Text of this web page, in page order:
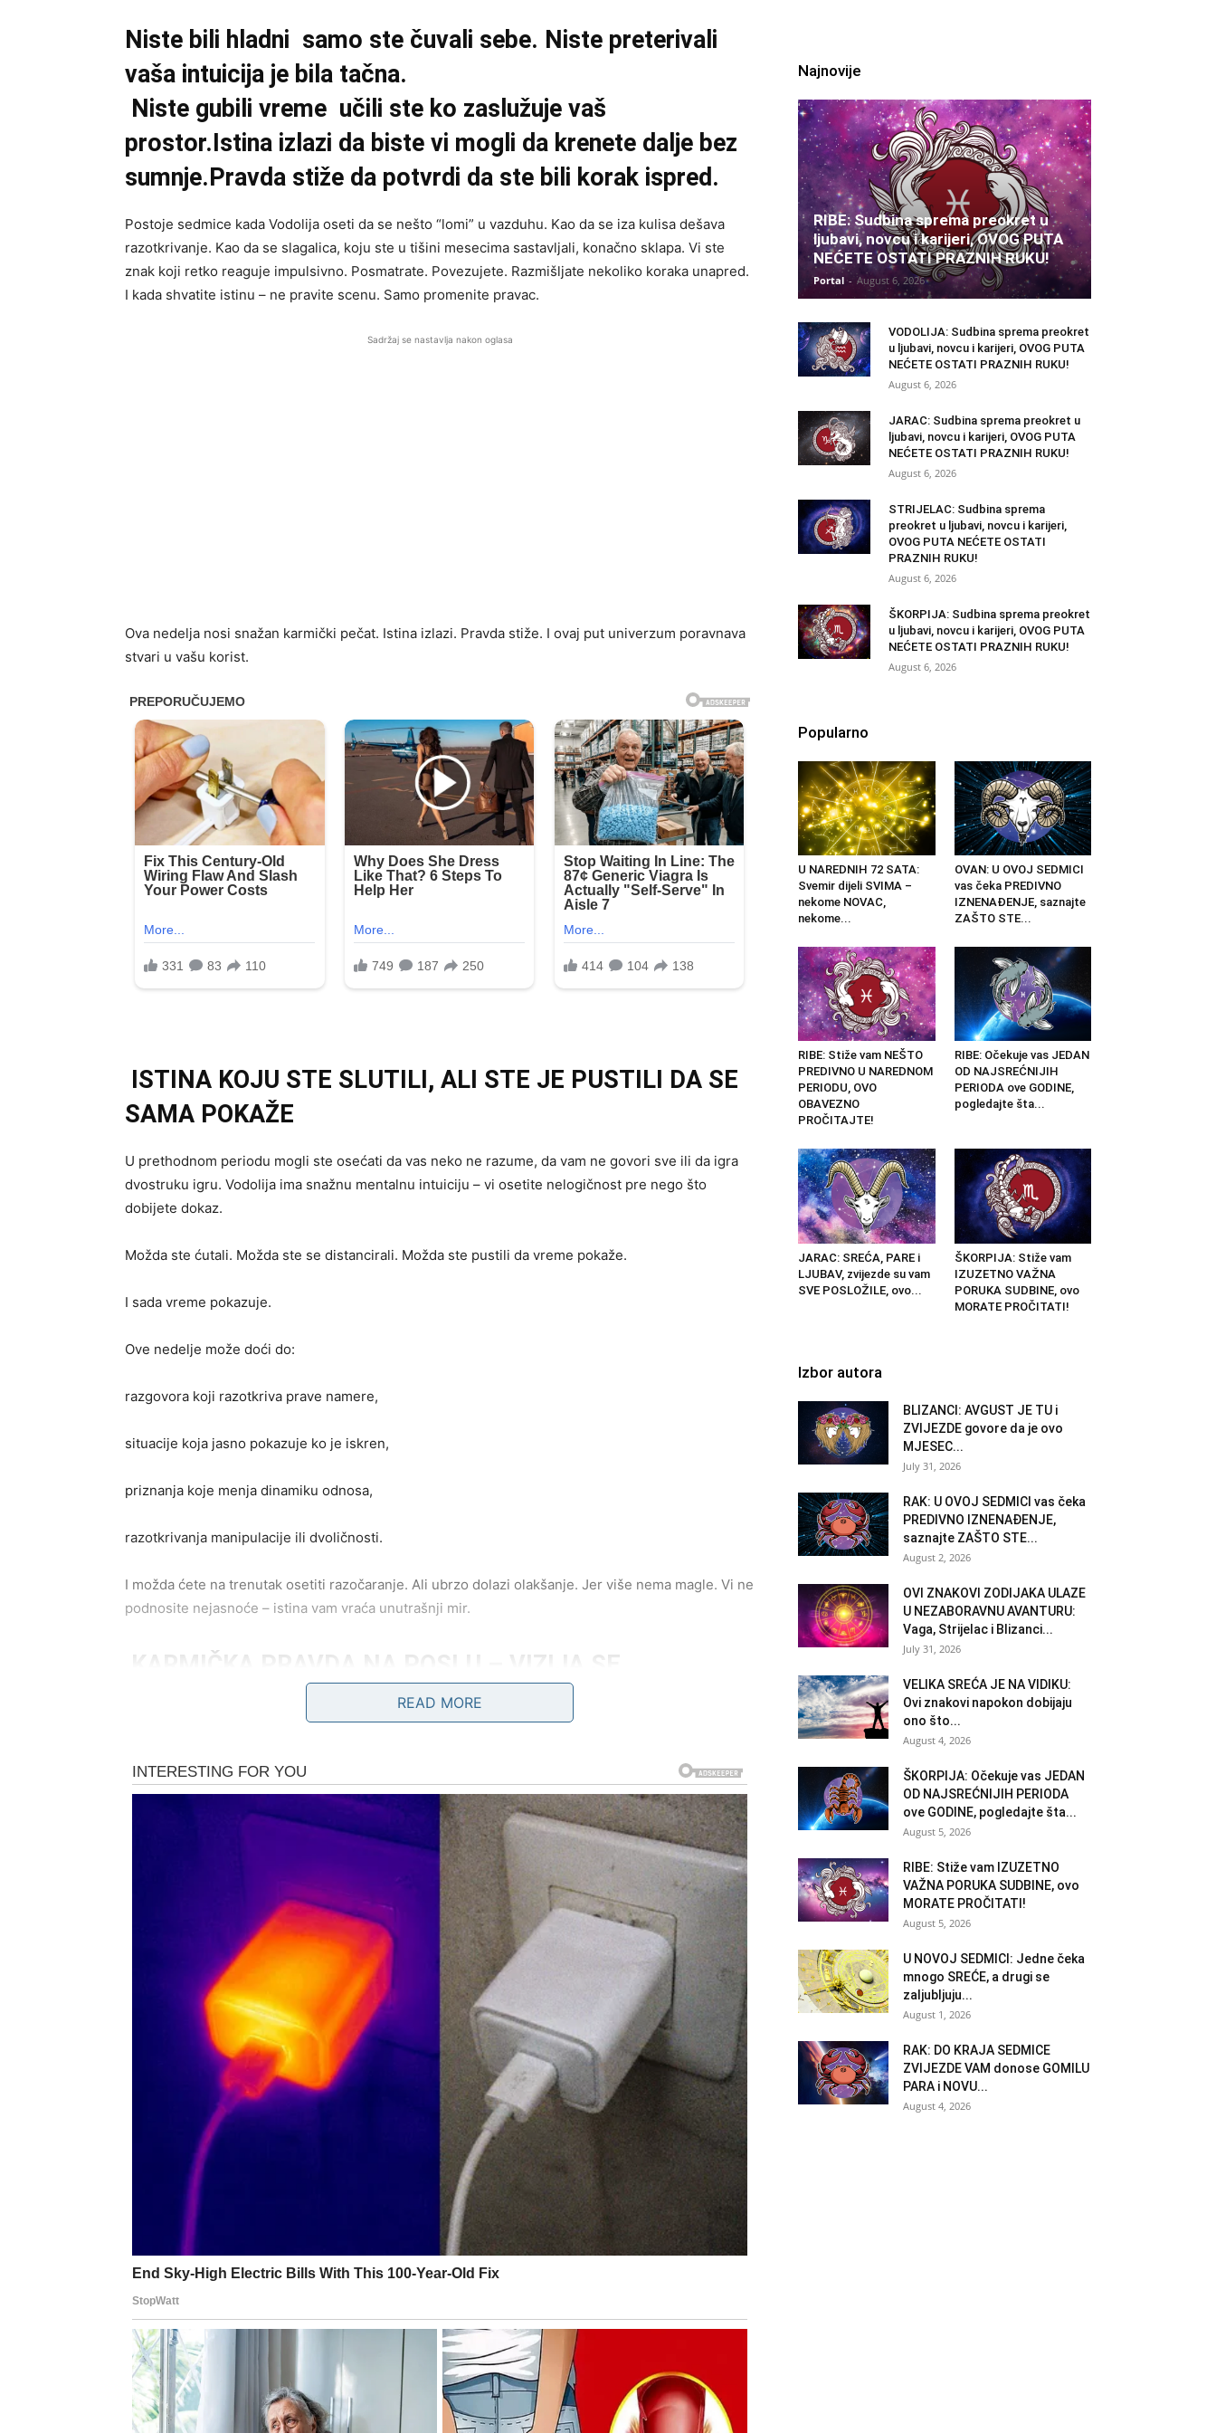
Niste bili hladni samo ste čuvali sebe. Niste preterivali
vaša intuicija je bila tačna.
Niste gubili vreme učili ste ko zaslužuje vaš
prostor.Istina izlazi da biste vi mogli da krenete dalje bez
sumnje.Pravda stiže da potvrdi da ste bili korak ispred.
Postoje sedmice kada Vodolija oseti da se nešto “lomi” u vazduhu. Kao da se iza kulisa dešava
razotkrivanje. Kao da se slagalica, koju ste u tišini mesecima sastavljali, konačno sklapa. Vi ste
znak koji retko reaguje impulsivno. Posmatrate. Povezujete. Razmišljate nekoliko koraka unapred.
I kada shvatite istinu – ne pravite scenu. Samo promenite pravac.
Sadržaj se nastavlja nakon oglasa
Ova nedelja nosi snažan karmički pečat. Istina izlazi. Pravda stiže. I ovaj put univerzum poravnava
stvari u vašu korist.
ISTINA KOJU STE SLUTILI, ALI STE JE PUSTILI DA SE
SAMA POKAŽE
U prethodnom periodu mogli ste osećati da vas neko ne razume, da vam ne govori sve ili da igra
dvostruku igru. Vodolija ima snažnu mentalnu intuiciju – vi osetite nelogičnost pre nego što
dobijete dokaz.
Možda ste ćutali. Možda ste se distancirali. Možda ste pustili da vreme pokaže.
I sada vreme pokazuje.
Ove nedelje može doći do:
razgovora koji razotkriva prave namere,
situacije koja jasno pokazuje ko je iskren,
priznanja koje menja dinamiku odnosa,
razotkrivanja manipulacije ili dvoličnosti.
I možda ćete na trenutak osetiti razočaranje. Ali ubrzo dolazi olakšanje. Jer više nema magle. Vi ne
podnosite nejasnoće – istina vam vraća unutrašnji mir.
KARMIČKA PRAVDA NA POSLU – VIZIJA SE
Ako ste imali osećaj da vas neko potcenjuje ili ignoriše vaš doprinos – sada dolazi preokret.
Karma može doneti:
podršku osobe sa autoritetom,
razotkrivanje tuđe greške,
novu poslovnu priliku koja vam daje više slobode.
Možda se pokazuje da ste od početka bili u pravu. Možda se vaša vizija konačno prepoznaje.
Finansijski, moguća je neočekivana prilika – saradnja, projekat ili kontakt koji otvara nova vrata.
Ovo nije nagrada slučajno – ovo je rezultat vaše doslednosti.
LJUBAV – ISTINA ILI SLOBODA
U ljubavi, Vodolija traži mentalnu povezanost i iskrenost. Ako je u vašem odnosu postojala sumnja,
distanca ili neizgovorene stvari – sada dolazi trenutak razrešenja.
Ako ste u vezi:
partner može priznati nešto što je dugo držao u sebi,
pokazati ozbiljniju nameru,
READ MORE
Najnovije
RIBE: Sudbina sprema preokret u
ljubavi, novcu i karijeri, OVOG PUTA
NEĆETE OSTATI PRAZNIH RUKU!
Portal - August 6, 2026
VODOLIJA: Sudbina sprema preokret
u ljubavi, novcu i karijeri, OVOG PUTA
NEĆETE OSTATI PRAZNIH RUKU!
August 6, 2026
JARAC: Sudbina sprema preokret u
ljubavi, novcu i karijeri, OVOG PUTA
NEĆETE OSTATI PRAZNIH RUKU!
August 6, 2026
STRIJELAC: Sudbina sprema
preokret u ljubavi, novcu i karijeri,
OVOG PUTA NEĆETE OSTATI
PRAZNIH RUKU!
August 6, 2026
ŠKORPIJA: Sudbina sprema preokret
u ljubavi, novcu i karijeri, OVOG PUTA
NEĆETE OSTATI PRAZNIH RUKU!
August 6, 2026
Popularno
U NAREDNIH 72 SATA:
Svemir dijeli SVIMA –
nekome NOVAC,
nekome...
OVAN: U OVOJ SEDMICI
vas čeka PREDIVNO
IZNENAĐENJE, saznajte
ZAŠTO STE...
RIBE: Stiže vam NEŠTO
PREDIVNO U NAREDNOM
PERIODU, OVO
OBAVEZNO
PROČITAJTE!
RIBE: Očekuje vas JEDAN
OD NAJSREĆNIJIH
PERIODA ove GODINE,
pogledajte šta...
JARAC: SREĆA, PARE i
LJUBAV, zvijezde su vam
SVE POSLOŽILE, ovo...
ŠKORPIJA: Stiže vam
IZUZETNO VAŽNA
PORUKA SUDBINE, ovo
MORATE PROČITATI!
Izbor autora
BLIZANCI: AVGUST JE TU i
ZVIJEZDE govore da je ovo
MJESEC...
July 31, 2026
RAK: U OVOJ SEDMICI vas čeka
PREDIVNO IZNENAĐENJE,
saznajte ZAŠTO STE...
August 2, 2026
OVI ZNAKOVI ZODIJAKA ULAZE
U NEZABORAVNU AVANTURU:
Vaga, Strijelac i Blizanci...
July 31, 2026
VELIKA SREĆA JE NA VIDIKU:
Ovi znakovi napokon dobijaju
ono što...
August 4, 2026
ŠKORPIJA: Očekuje vas JEDAN
OD NAJSREĆNIJIH PERIODA
ove GODINE, pogledajte šta...
August 5, 2026
RIBE: Stiže vam IZUZETNO
VAŽNA PORUKA SUDBINE, ovo
MORATE PROČITATI!
August 5, 2026
U NOVOJ SEDMICI: Jedne čeka
mnogo SREĆE, a drugi se
zaljubljuju...
August 1, 2026
RAK: DO KRAJA SEDMICE
ZVIJEZDE VAM donose GOMILU
PARA i NOVU...
August 4, 2026